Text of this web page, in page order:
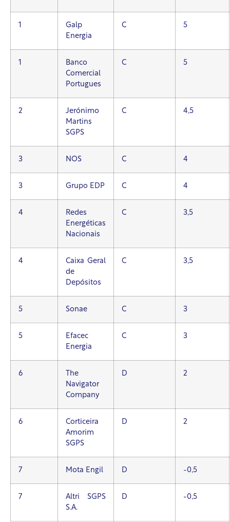
1
Galp
Energia
C 5
1
Banco
Comercial
Portugues
C 5
2
Jerónimo
Martins
SGPS
C 4,5
3 NOS C 4
3 Grupo EDP C 4
4
Redes
Energéticas
Nacionais
C 3,5
4
Caixa Geral
de
Depósitos
C 3,5
5 Sonae C 3
5
Efacec
Energia
C 3
6
The
Navigator
Company
D 2
6
Corticeira
Amorim
SGPS
D 2
7 Mota Engil D -0,5
7
Altri SGPS
S.A.
D -0,5